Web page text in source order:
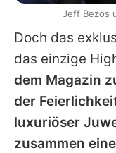
Doch das
das einzige
dem Magazin
der
luxuriöser
zusammen
Jeff Bezos